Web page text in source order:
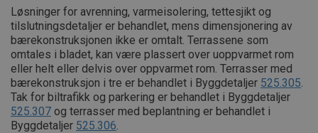
Løsninger for avrenning, varmeisolering, tettesjikt og
tilslutningsdetaljer er behandlet, mens dimensjonering av
bærekonstruksjonen ikke er omtalt. Terrassene som
omtales i bladet, kan være plassert over uoppvarmet rom
eller helt eller delvis over oppvarmet rom. Terrasser med
bærekonstruksjon i tre er behandlet i Byggdetaljer 525.305
Tak for biltrafikk og parkering er behandlet i Byggdetaljer
525.307 og terrasser med beplantning er behandlet i
Byggdetaljer 525.306